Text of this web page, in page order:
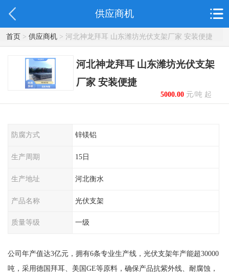
供应商机
首页> 供应商机> 河北神龙拜耳 山东潍坊光伏支架厂家 安装便捷
河北神龙拜耳 山东潍坊光伏支架
厂家 安装便捷
5000.00元/吨 起
防腐方式 锌镁铝
生产周期 15日
生产地址 河北衡水
产品名称 光伏支架
质量等级 一级
公司年产值达3亿元，拥有6条专业生产线，光伏支架年产能超30000
吨，采用德国拜耳、美国GE等原料，确保产品抗紫外线、耐腐蚀，